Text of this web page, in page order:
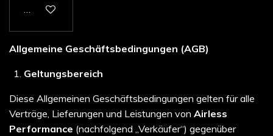
In den Warenkorb
Allgemeine Geschäftsbedingungen (AGB)
Geltungsbereich
Diese Allgemeinen Geschäftsbedingungen gelten für alle
Verträge, Lieferungen und Leistungen von Airless
Performance (nachfolgend „Verkäufer“) gegenüber